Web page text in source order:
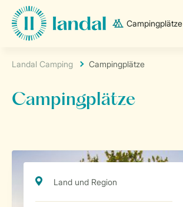
Campingplätze
Landal Camping Campingplätze
Campingplätze